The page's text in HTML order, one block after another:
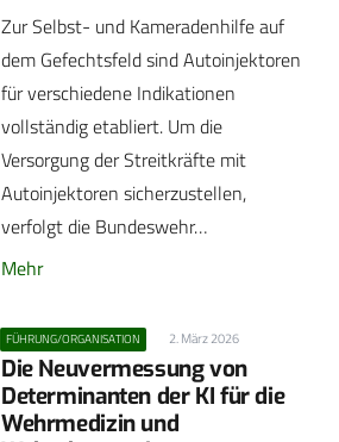
Zur Selbst- und Kameradenhilfe auf
dem Gefechtsfeld sind Autoinjektoren
für verschiedene Indikationen
vollständig etabliert. Um die
Versorgung der Streitkräfte mit
Autoinjektoren sicherzustellen,
verfolgt die Bundeswehr…
Mehr
FÜHRUNG/ORGANISATION 2. März 2026
Die Neuvermessung von
Determinanten der KI für die
Wehrmedizin und